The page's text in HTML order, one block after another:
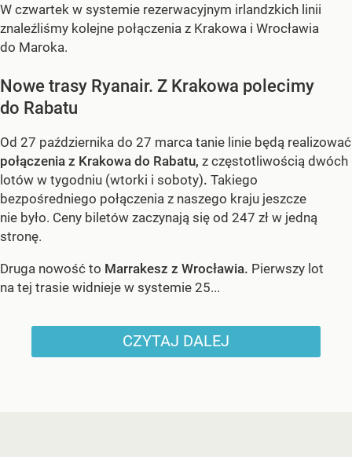
W czwartek w systemie rezerwacyjnym irlandzkich linii
znaleźliśmy kolejne połączenia z Krakowa i Wrocławia
do Maroka.
Nowe trasy Ryanair. Z Krakowa polecimy
do Rabatu
Od 27 października do 27 marca tanie linie będą realizować
połączenia z Krakowa do Rabatu, z częstotliwością dwóch
lotów w tygodniu (wtorki i soboty). Takiego
bezpośredniego połączenia z naszego kraju jeszcze
nie było. Ceny biletów zaczynają się od 247 zł w jedną
stronę.
Druga nowość to Marrakesz z Wrocławia. Pierwszy lot
na tej trasie widnieje w systemie 25...
CZYTAJ DALEJ